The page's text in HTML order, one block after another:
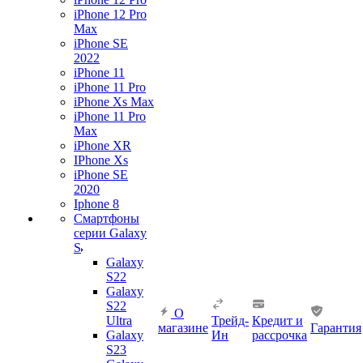
iPhone 12 Pro
Max
iPhone SE
2022
iPhone 11
iPhone 11 Pro
iPhone Xs Max
iPhone 11 Pro
Max
iPhone XR
IPhone Xs
iPhone SE
2020
Iphone 8
Смартфоны
серии Galaxy
S
Galaxy
S22
Galaxy
S22
Ultra
Galaxy
S23
О
магазине
Трейд-
Ин
Кредит и
рассрочка
Гарантия